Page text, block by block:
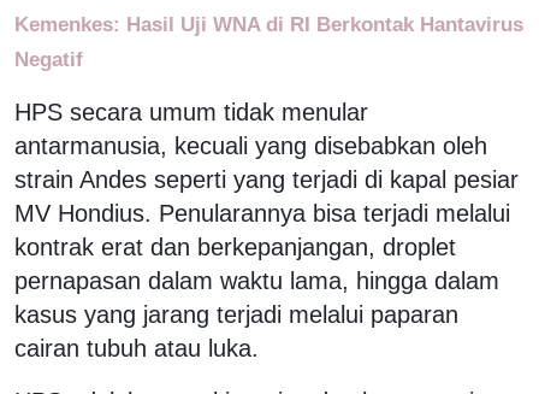
Kemenkes: Hasil Uji WNA di RI Berkontak Hantavirus
Negatif
HPS secara umum tidak menular
antarmanusia, kecuali yang disebabkan oleh
strain Andes seperti yang terjadi di kapal pesiar
MV Hondius. Penularannya bisa terjadi melalui
kontrak erat dan berkepanjangan, droplet
pernapasan dalam waktu lama, hingga dalam
kasus yang jarang terjadi melalui paparan
cairan tubuh atau luka.